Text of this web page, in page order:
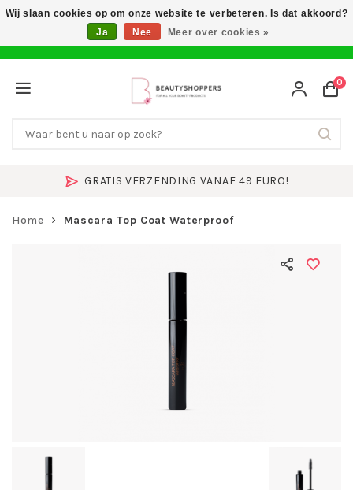
GRATIS VERZENDING VANAF 49 EURO!
0
Home Mascara Top Coat Waterproof
Wij slaan cookies op om onze website te verbeteren. Is dat akkoord?
Ja
Nee Meer over cookies »